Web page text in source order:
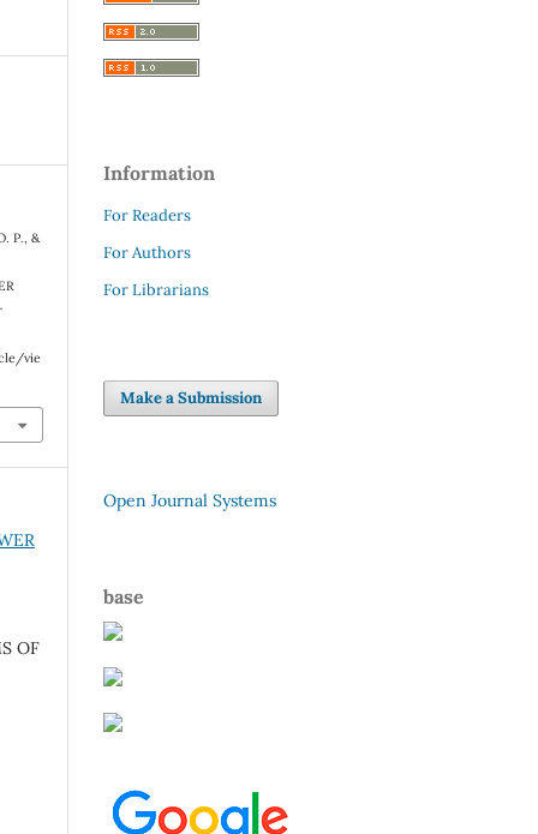
Р., &
vie
OF
Information
For Readers
For Authors
For Librarians
Make a Submission
Open Journal Systems
base